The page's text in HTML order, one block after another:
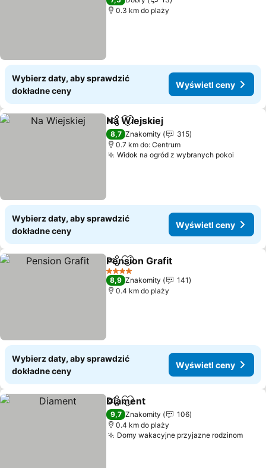
0.3 km do plaży
Wybierz daty, aby sprawdzić
dokładne ceny
Wyświetl ceny
Udostępnij
Dodaj do ulubionych
Na Wiejskiej
8,7 Znakomity
315
0.7 km do: Centrum
Widok na ogród z wybranych pokoi
Wybierz daty, aby sprawdzić
dokładne ceny
Wyświetl ceny
Udostępnij
Dodaj do ulubionych
Pension Grafit
4 Kategoria
8,9 Znakomity
141
0.4 km do plaży
Wybierz daty, aby sprawdzić
dokładne ceny
Wyświetl ceny
UdostępnijDodaj do ulubionych
Diament
9,7 Znakomity
106
0.4 km do plaży
Domy wakacyjne przyjazne rodzinom